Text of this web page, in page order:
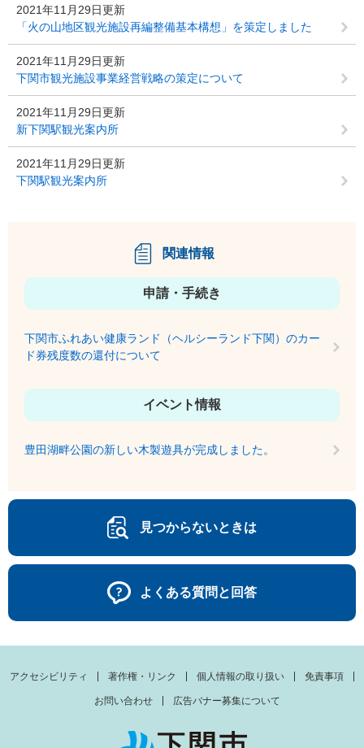
2021年11月29日更新
「火の山地区観光施設再編整備基本構想」を策定しました
2021年11月29日更新
下関市観光施設事業経営戦略の策定について
2021年11月29日更新
新下関駅観光案内所
2021年11月29日更新
下関駅観光案内所
関連情報
申請・手続き
下関市ふれあい健康ランド（ヘルシーランド下関）のカー
ド券残度数の還付について
イベント情報
豊田湖畔公園の新しい木製遊具が完成しました。
見つからないときは
よくある質問と回答
アクセシビリティ 著作権・リンク 個人情報の取り扱い 免責事項
お問い合わせ 広告バナー募集について